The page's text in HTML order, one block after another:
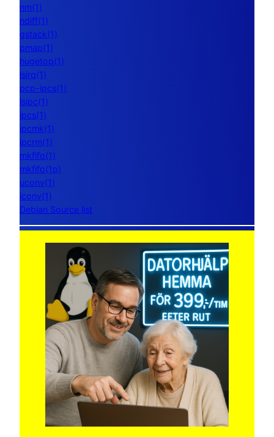
nm(1)
ndiff(1)
gstack(1)
pmap(1)
hugetop(1)
lsirq(1)
pcp-ipcs(1)
lsipc(1)
ipcs(1)
ipcmk(1)
ipcrm(1)
mkfifo(1)
mkfifo(1p)
uconv(1)
iconv(1)
Debian Source list